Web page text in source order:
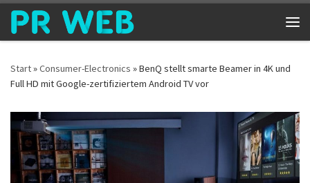
Zum Inhalt springen
Start»Consumer-Electronics »BenQ stellt smarte Beamer in 4K und
Full HD mit Google-zertifiziertem Android TV vor